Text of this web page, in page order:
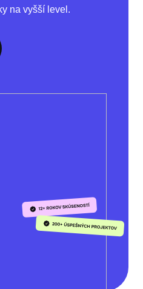
na vyšší level.